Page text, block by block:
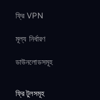
ফ্রি VPN
মূল্য নির্ধারণ
ডাউনলোডসমূহ
ফ্রি টুলসমূহ